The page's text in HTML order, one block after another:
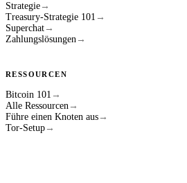
Strategie →
Treasury-Strategie 101 →
Superchat →
Zahlungslösungen →
RESSOURCEN
Bitcoin 101 →
Alle Ressourcen →
Führe einen Knoten aus →
Tor-Setup →